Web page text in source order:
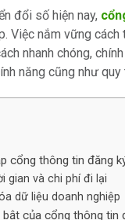
đổi số hiện nay,
Việc nắm vững
nhanh chóng,
năng cũng như
cổng thông tin đăng
gian và chi phí đi lại
dữ liệu doanh nghiệp
của cổng thông tin